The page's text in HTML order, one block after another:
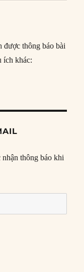
được thông báo bài
ích khác:
thông báo khi